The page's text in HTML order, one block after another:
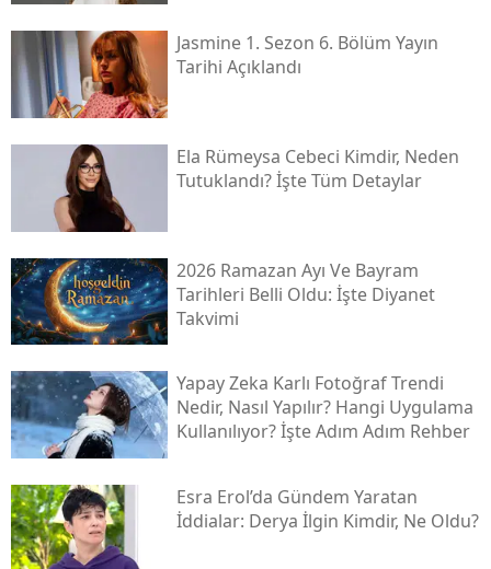
Jasmine 1. Sezon 6. Bölüm Yayın
Tarihi Açıklandı
Ela Rümeysa Cebeci Kimdir, Neden
Tutuklandı? İşte Tüm Detaylar
2026 Ramazan Ayı Ve Bayram
Tarihleri Belli Oldu: İşte Diyanet
Takvimi
Yapay Zeka Karlı Fotoğraf Trendi
Nedir, Nasıl Yapılır? Hangi Uygulama
Kullanılıyor? İşte Adım Adım Rehber
Esra Erol’da Gündem Yaratan
İddialar: Derya İlgin Kimdir, Ne Oldu?